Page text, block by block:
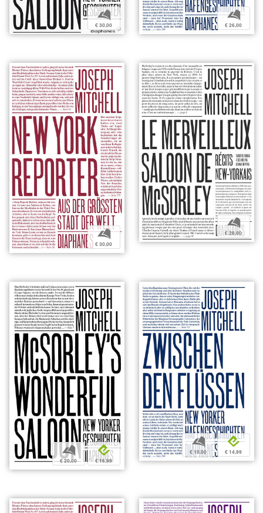
b
€ 30,00
b
€ 26,00
b
€ 30,00
b
€ 28,00
b
€ 20,00
e
€ 16,99
b
€ 18,00
e
€ 14,99